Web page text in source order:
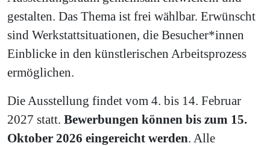
gestalten. Das Thema ist frei wählbar. Erwünscht
sind Werkstattsituationen, die Besucher*innen
Einblicke in den künstlerischen Arbeitsprozess
ermöglichen.
Die Ausstellung findet vom 4. bis 14. Februar
2027 statt. Bewerbungen können bis zum 15.
Oktober 2026 eingereicht werden. Alle